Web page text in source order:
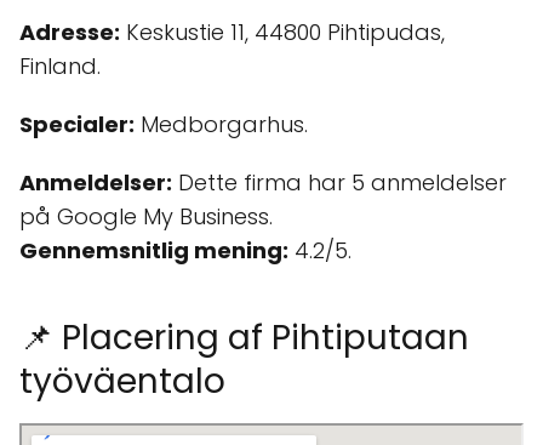
Adresse: Keskustie 11, 44800 Pihtipudas,
Finland.
Specialer: Medborgarhus.
Anmeldelser: Dette firma har 5 anmeldelser
på Google My Business.
Gennemsnitlig mening: 4.2/5.
📌 Placering af Pihtiputaan
työväentalo